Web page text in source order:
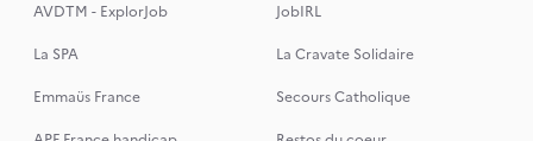
AVDTM - ExplorJob
JobIRL
La SPA
La Cravate Solidaire
Emmaüs France
Secours Catholique